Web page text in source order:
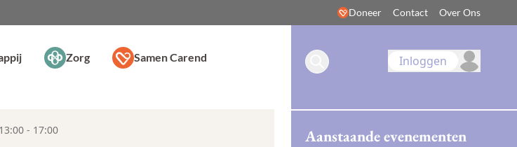
Doneer Contact Over Ons
Zorg Samen Carend
- 17:00
Inloggen
Aanstaande evenementen